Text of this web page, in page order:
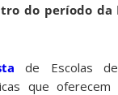
do período da
de Escolas
que oferecem